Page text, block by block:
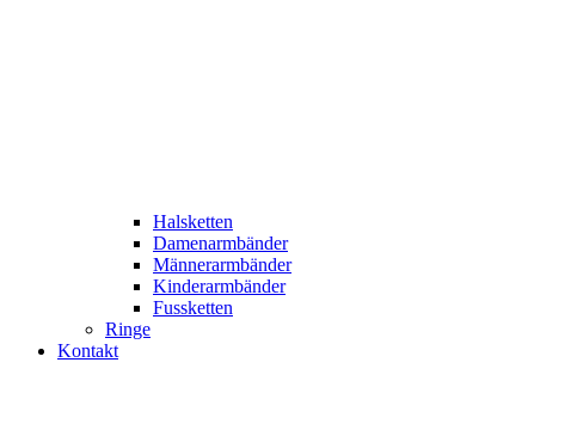
Halsketten
Damenarmbänder
Männerarmbänder
Kinderarmbänder
Fussketten
Ringe
Kontakt